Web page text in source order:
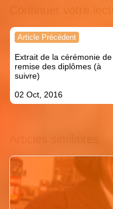
Navigation
l’article
Article Précédent
Extrait de la cérémonie de
remise des diplômes (à
suivre)
02 Oct, 2016